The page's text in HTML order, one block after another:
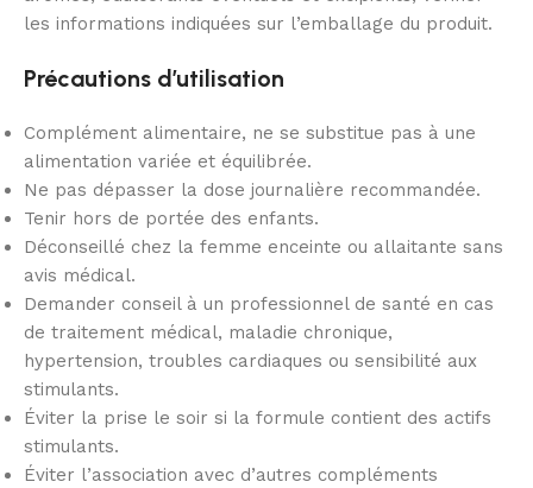
les informations indiquées sur l’emballage du produit.
Précautions d’utilisation
Complément alimentaire, ne se substitue pas à une
alimentation variée et équilibrée.
Ne pas dépasser la dose journalière recommandée.
Tenir hors de portée des enfants.
Déconseillé chez la femme enceinte ou allaitante sans
avis médical.
Demander conseil à un professionnel de santé en cas
de traitement médical, maladie chronique,
hypertension, troubles cardiaques ou sensibilité aux
stimulants.
Éviter la prise le soir si la formule contient des actifs
stimulants.
Éviter l’association avec d’autres compléments